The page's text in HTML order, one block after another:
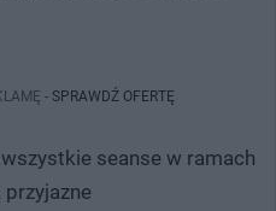
- SPRAWDŹ OFERTĘ
seanse w ramach